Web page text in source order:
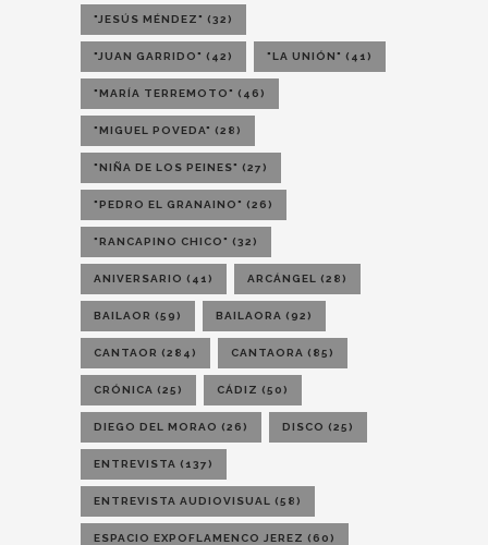
"JESÚS MÉNDEZ" (32)
"JUAN GARRIDO" (42) "LA UNIÓN" (41)
"MARÍA TERREMOTO" (46)
"MIGUEL POVEDA" (28)
"NIÑA DE LOS PEINES" (27)
"PEDRO EL GRANAINO" (26)
"RANCAPINO CHICO" (32)
ANIVERSARIO (41) ARCÁNGEL (28)
BAILAOR (59) BAILAORA (92)
CANTAOR (284) CANTAORA (85)
CRÓNICA (25) CÁDIZ (50)
DIEGO DEL MORAO (26) DISCO (25)
ENTREVISTA (137)
ENTREVISTA AUDIOVISUAL (58)
ESPACIO EXPOFLAMENCO JEREZ (60)